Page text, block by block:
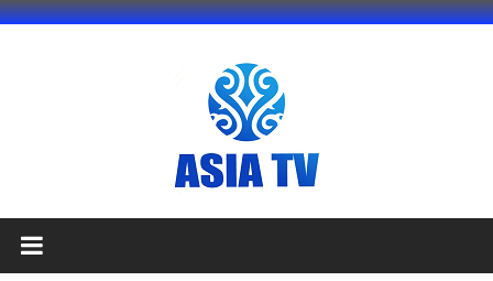
Перейти
АЗИЯ
ТВ